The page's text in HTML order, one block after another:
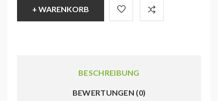
+ WARENKORB
BESCHREIBUNG
BEWERTUNGEN (0)